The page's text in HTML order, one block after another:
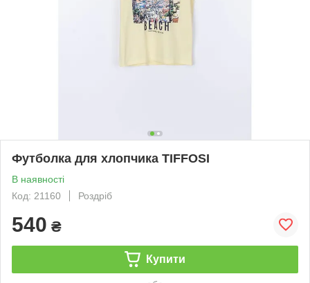
Футболка для хлопчика TIFFOSI
В наявності
Код: 21160
Роздріб
540 ₴
Купити